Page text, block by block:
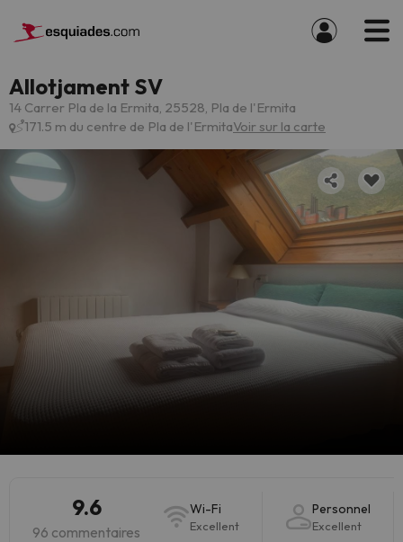
Allotjament SV
14 Carrer Pla de la Ermita, 25528, Pla de l'Ermita
171.5 m du centre de Pla de l'ErmitaVoir sur la carte
9.6
96 commentaires
Wi-Fi
Excellent
Personnel
Excellent